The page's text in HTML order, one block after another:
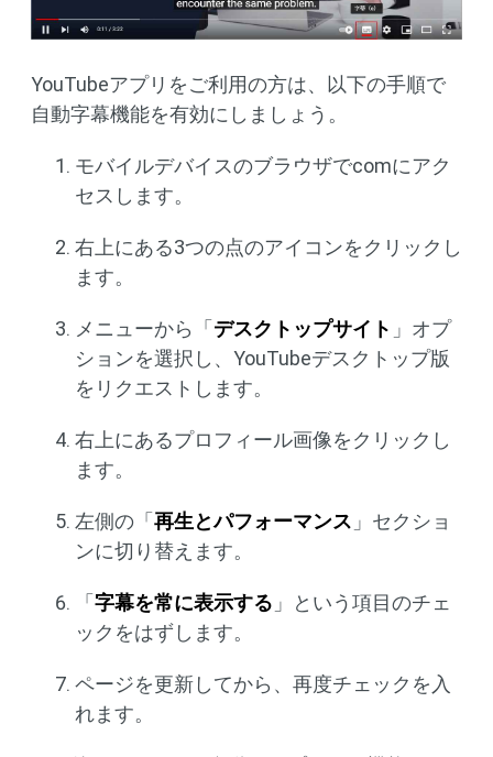
YouTubeアプリをご利用の方は、以下の手順で
自動字幕機能を有効にしましょう。
モバイルデバイスのブラウザでcomにアク
セスします。
右上にある3つの点のアイコンをクリックし
ます。
メニューから「 デスクトップサイト 」オプ
ションを選択し、YouTubeデスクトップ版
をリクエストします。
右上にあるプロフィール画像をクリックし
ます。
左側の「 再生とパフォーマンス 」セクショ
ンに切り替えます。
「 字幕を常に表示する 」という項目のチェ
ックをはずします。
ページを更新してから、再度チェックを入
れます。